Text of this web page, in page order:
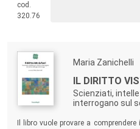
ritiene. Il contrappasso – come
fondato su una intramontabile
cod.
320.76
Maria Zanichelli
IL DIRITTO
Scienziati,
interrogano sul
Il libro vuole provare a